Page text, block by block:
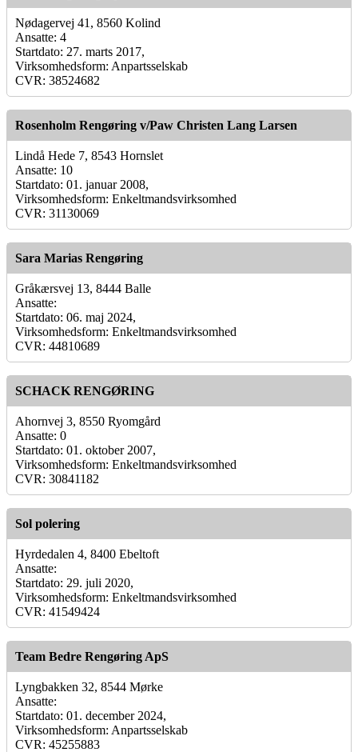
Nødagervej 41, 8560 Kolind
Ansatte: 4
Startdato: 27. marts 2017,
Virksomhedsform: Anpartsselskab
CVR: 38524682
Rosenholm Rengøring v/Paw Christen Lang Larsen
Lindå Hede 7, 8543 Hornslet
Ansatte: 10
Startdato: 01. januar 2008,
Virksomhedsform: Enkeltmandsvirksomhed
CVR: 31130069
Sara Marias Rengøring
Gråkærsvej 13, 8444 Balle
Ansatte:
Startdato: 06. maj 2024,
Virksomhedsform: Enkeltmandsvirksomhed
CVR: 44810689
SCHACK RENGØRING
Ahornvej 3, 8550 Ryomgård
Ansatte: 0
Startdato: 01. oktober 2007,
Virksomhedsform: Enkeltmandsvirksomhed
CVR: 30841182
Sol polering
Hyrdedalen 4, 8400 Ebeltoft
Ansatte:
Startdato: 29. juli 2020,
Virksomhedsform: Enkeltmandsvirksomhed
CVR: 41549424
Team Bedre Rengøring ApS
Lyngbakken 32, 8544 Mørke
Ansatte:
Startdato: 01. december 2024,
Virksomhedsform: Anpartsselskab
CVR: 45255883